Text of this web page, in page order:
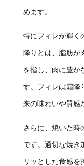
めます。
特にフィレが輝く
降りとは、脂肪が
を指し、肉に豊か
す。フィレは霜降
来の味わいや質感
さらに、焼いた時
です。適切な焼き
リッとした食感を